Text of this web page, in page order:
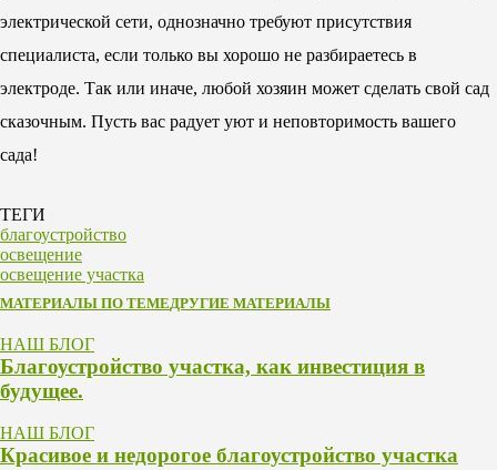
электрической сети, однозначно требуют присутствия
специалиста, если только вы хорошо не разбираетесь в
электроде. Так или иначе, любой хозяин может сделать свой сад
сказочным. Пусть вас радует уют и неповторимость вашего
сада!
ТЕГИ
благоустройство
освещение
освещение участка
МАТЕРИАЛЫ ПО ТЕМЕДРУГИЕ МАТЕРИАЛЫ
НАШ БЛОГ
Благоустройство участка, как инвестиция в
будущее.
НАШ БЛОГ
Красивое и недорогое благоустройство участка